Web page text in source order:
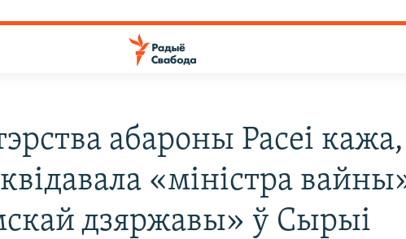
абароны Расеі кажа,
«міністра
дзяржавы» ў Сырыі